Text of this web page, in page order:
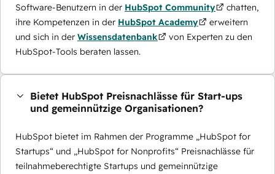
Software-Benutzern in der HubSpot Community
chatten,
ihre Kompetenzen in der HubSpot Academy
erweitern
und sich in der Wissensdatenbank
von Experten zu den
HubSpot-Tools beraten lassen.
Bietet HubSpot Preisnachlässe für Start-ups
und gemeinnützige Organisationen?
HubSpot bietet im Rahmen der Programme „HubSpot for
Startups“ und „HubSpot for Nonprofits“ Preisnachlässe für
teilnahmeberechtigte Startups und gemeinnützige